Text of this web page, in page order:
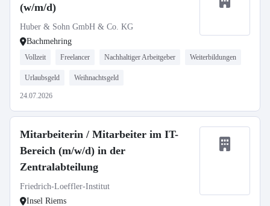
(w/m/d)
Huber & Sohn GmbH & Co. KG
Bachmehring
Vollzeit Freelancer Nachhaltiger Arbeitgeber Weiterbildungen
Urlaubsgeld Weihnachtsgeld
24.07.2026
Mitarbeiterin / Mitarbeiter im IT-
Bereich (m/w/d) in der
Zentralabteilung
Friedrich-Loeffler-Institut
Insel Riems